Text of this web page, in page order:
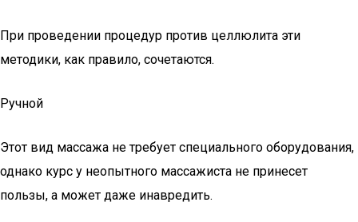
При проведении процедур против целлюлита эти
методики, как правило, сочетаются.
Ручной
Этот вид массажа не требует специального оборудования,
однако курс у неопытного массажиста не принесет
пользы, а может даже инавредить.